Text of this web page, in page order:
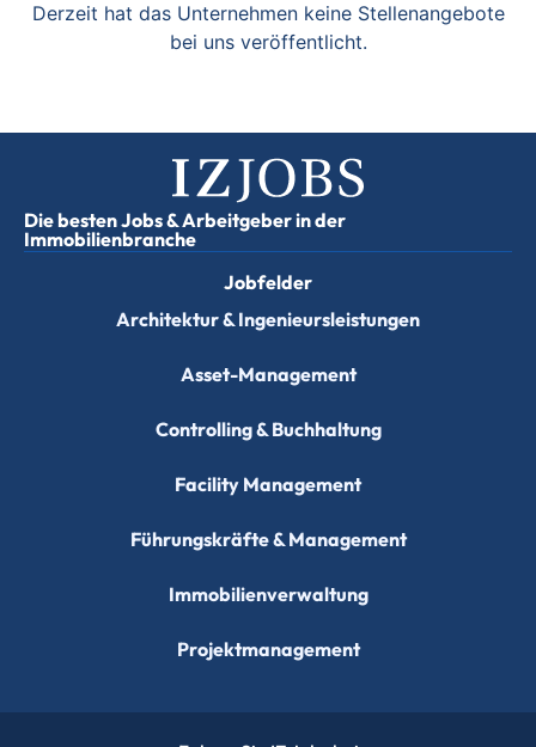
Derzeit hat das Unternehmen keine Stellenangebote
bei uns veröffentlicht.
Die besten Jobs & Arbeitgeber in der
Immobilienbranche
Jobfelder
Architektur & Ingenieursleistungen
Asset-Management
Controlling & Buchhaltung
Facility Management
Führungskräfte & Management
Immobilienverwaltung
Projektmanagement